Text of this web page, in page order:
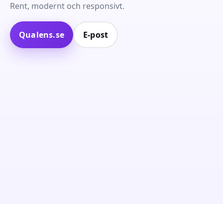
Rent, modernt och responsivt.
Qualens.se E‑post